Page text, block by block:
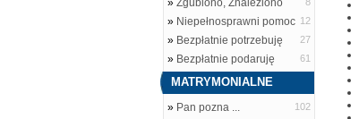
» Zgubiono, Znaleziono
» Niepełnosprawni pomoc 12
» Bezpłatnie potrzebuję 27
» Bezpłatnie podaruję 61
MATRYMONIALNE
» Pan pozna ... 102